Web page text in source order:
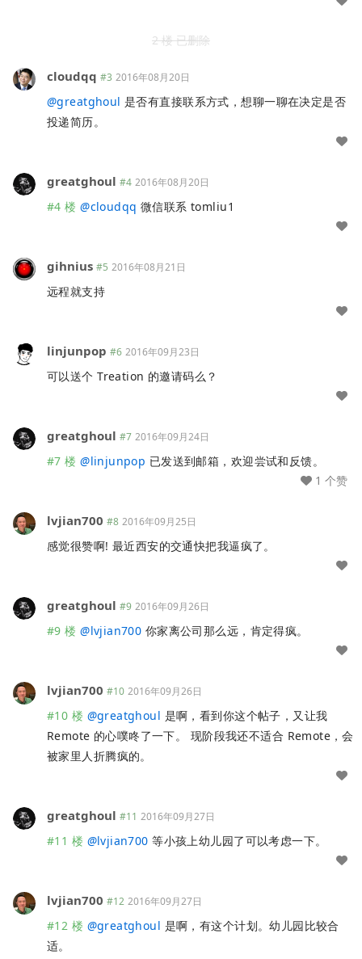
2 楼 已删除
cloudqq #3 2016年08月20日
@greatghoul 是否有直接联系方式，想聊一聊在决定是否
投递简历。
greatghoul #4 2016年08月20日
#4 楼 @cloudqq 微信联系 tomliu1
gihnius #5 2016年08月21日
远程就支持
linjunpop #6 2016年09月23日
可以送个 Treation 的邀请码么？
greatghoul #7 2016年09月24日
#7 楼 @linjunpop 已发送到邮箱，欢迎尝试和反馈。
1 个赞
lvjian700 #8 2016年09月25日
感觉很赞啊! 最近西安的交通快把我逼疯了。
greatghoul #9 2016年09月26日
#9 楼 @lvjian700 你家离公司那么远，肯定得疯。
lvjian700 #10 2016年09月26日
#10 楼 @greatghoul 是啊，看到你这个帖子，又让我
Remote 的心噗咚了一下。 现阶段我还不适合 Remote，会
被家里人折腾疯的。
greatghoul #11 2016年09月27日
#11 楼 @lvjian700 等小孩上幼儿园了可以考虑一下。
lvjian700 #12 2016年09月27日
#12 楼 @greatghoul 是啊，有这个计划。幼儿园比较合
适。